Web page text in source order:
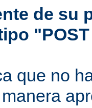
de su
que no